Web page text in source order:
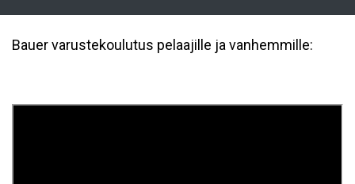
Bauer varustekoulutus pelaajille ja vanhemmille: